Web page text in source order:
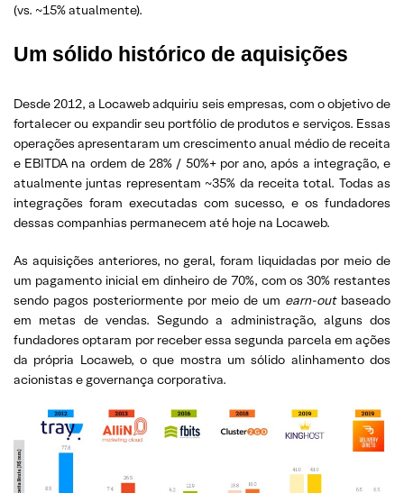
(vs. ~15% atualmente).
Um sólido histórico de aquisições
Desde 2012, a Locaweb adquiriu seis empresas, com o objetivo de
fortalecer ou expandir seu portfólio de produtos e serviços. Essas
operações apresentaram um crescimento anual médio de receita
e EBITDA na ordem de 28% / 50%+ por ano, após a integração, e
atualmente juntas representam ~35% da receita total. Todas as
integrações foram executadas com sucesso, e os fundadores
dessas companhias permanecem até hoje na Locaweb.
As aquisições anteriores, no geral, foram liquidadas por meio de
um pagamento inicial em dinheiro de 70%, com os 30% restantes
sendo pagos posteriormente por meio de um earn-outbaseado
em metas de vendas. Segundo a administração, alguns dos
fundadores optaram por receber essa segunda parcela em ações
da própria Locaweb, o que mostra um sólido alinhamento dos
acionistas e governança corporativa.